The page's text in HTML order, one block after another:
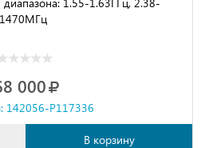
000
142056-P117336
В корзину